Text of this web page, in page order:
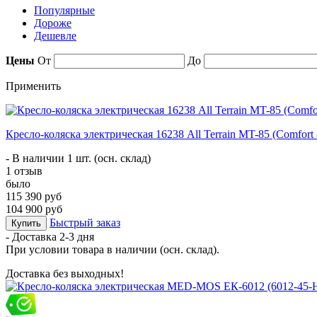
Популярные
Дороже
Дешевле
Цены От До
Применить
Кресло-коляска электрическая 16238 All Terrain MT-85 (Comfort
- В наличии 1 шт. (осн. склад)
1 отзыв
было
115 390 руб
104 900 руб
Купить
Быстрый заказ
- Доставка 2-3 дня
При условии товара в наличии (осн. склад).
Доставка без выходных!